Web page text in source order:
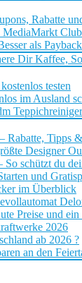
Rabatte
als
Dir Kaffee,
testen
im Ausland
Rabatte, Tipps
Designer
So schützt du
und
im Überblick
Preise und
2026
ab 2026 ?
an den